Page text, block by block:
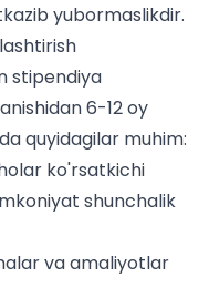
yubormaslikdir.
stipendiya
6-12 oy
quyidagilar muhim:
ko'rsatkichi
shunchalik
va amaliyotlar